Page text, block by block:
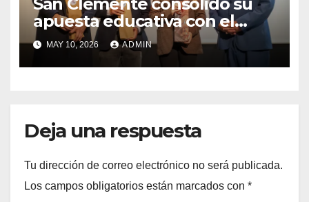
apuesta educativa con el
lanzamiento del
Preuniversitario Brotes 2026
MAY 10, 2026 ADMIN
Deja una respuesta
Tu dirección de correo electrónico no será publicada.
Los campos obligatorios están marcados con *